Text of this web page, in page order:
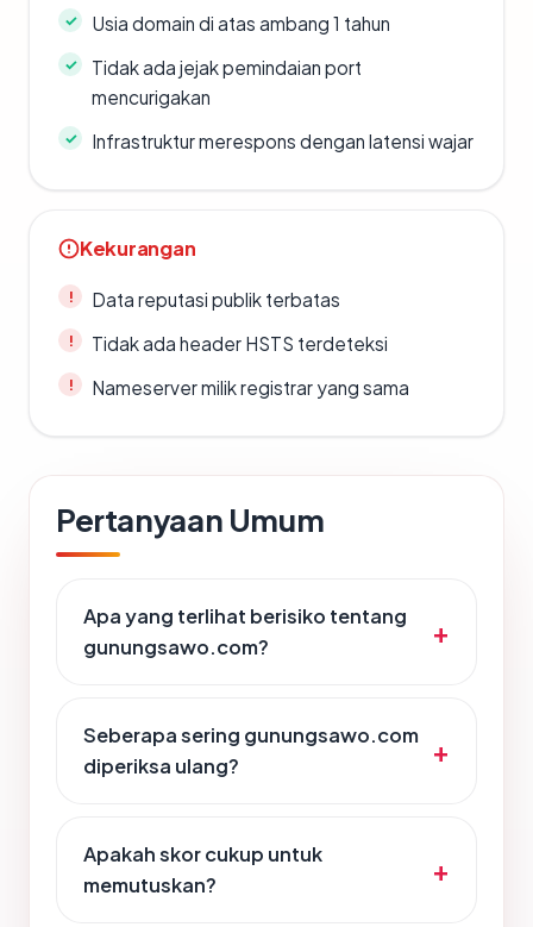
Usia domain di atas ambang 1 tahun
Tidak ada jejak pemindaian port
mencurigakan
Infrastruktur merespons dengan latensi wajar
Kekurangan
Data reputasi publik terbatas
Tidak ada header HSTS terdeteksi
Nameserver milik registrar yang sama
Pertanyaan Umum
Apa yang terlihat berisiko tentang
gunungsawo.com?
Seberapa sering gunungsawo.com
diperiksa ulang?
Apakah skor cukup untuk
memutuskan?